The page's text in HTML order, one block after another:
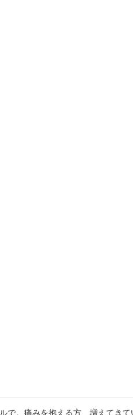
。痛みを抱える方、増えてき